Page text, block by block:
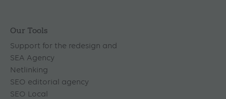
Our Tools
Support for the redesign and
SEA Agency
Netlinking
SEO editorial agency
SEO Local